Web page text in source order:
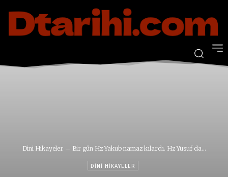
Dini Hikayeler Bir gün Hz Yakub namaz kılardı. Hz Yusuf da...
DINI HIKAYELER